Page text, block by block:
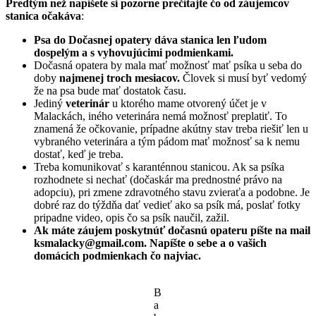
Predtým než napíšete si pozorne prečítajte čo od záujemcov
stanica očakáva:
Psa do Dočasnej opatery dáva stanica len ľudom
dospelým a s vyhovujúcimi podmienkami.
Dočasná opatera by mala mať možnosť mať psíka u seba do
doby najmenej troch mesiacov. Človek si musí byť vedomý
že na psa bude mať dostatok času.
Jediný veterinár u ktorého mame otvorený účet je v
Malackách, iného veterinára nemá možnosť preplatiť. To
znamená že očkovanie, prípadne akútny stav treba riešiť len u
vybraného veterinára a tým pádom mať možnosť sa k nemu
dostať, keď je treba.
Treba komunikovať s karanténnou stanicou. Ak sa psíka
rozhodnete si nechať (dočaskár ma prednostné právo na
adopciu), pri zmene zdravotného stavu zvieraťa a podobne. Je
dobré raz do týždňa dať vedieť ako sa psík má, poslať fotky
pripadne video, opis čo sa psík naučil, zažil.
Ak máte záujem poskytnúť dočasnú opateru píšte na mail
ksmalacky@gmail.com. Napíšte o sebe a o vašich
domácich podmienkach čo najviac.
B
a